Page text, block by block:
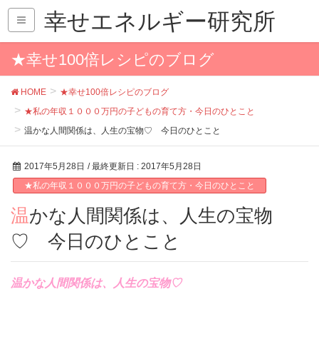
幸せエネルギー研究所
★幸せ100倍レシピのブログ
HOME
★幸せ100倍レシピのブログ
★私の年収１０００万円の子どもの育て方・今日のひとこと
温かな人間関係は、人生の宝物♡ 今日のひとこと
2017年5月28日 / 最終更新日 : 2017年5月28日
★私の年収１０００万円の子どもの育て方・今日のひとこと
温かな人間関係は、人生の宝物
♡ 今日のひとこと
温かな人間関係は、人生の宝物♡